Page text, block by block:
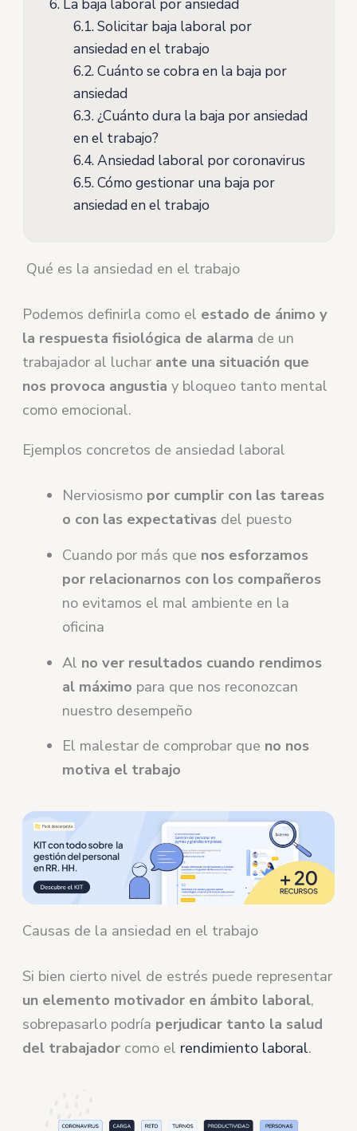
6.La baja laboral por ansiedad
6.1.Solicitar baja laboral por
ansiedad en el trabajo
6.2.Cuánto se cobra en la baja por
ansiedad
6.3.¿Cuánto dura la baja por ansiedad
en el trabajo?
6.4.Ansiedad laboral por coronavirus
6.5.Cómo gestionar una baja por
ansiedad en el trabajo
Qué es la ansiedad en el trabajo
Podemos definirla como el estado de ánimo y
la respuesta fisiológica de alarma de un
trabajador al luchar ante una situación que
nos provoca angustia y bloqueo tanto mental
como emocional.
Ejemplos concretos de ansiedad laboral
Nerviosismo por cumplir con las tareas
o con las expectativas del puesto
Cuando por más que nos esforzamos
por relacionarnos con los compañeros
no evitamos el mal ambiente en la
oficina
Al no ver resultados cuando rendimos
al máximo para que nos reconozcan
nuestro desempeño
El malestar de comprobar que no nos
motiva el trabajo
Causas de la ansiedad en el trabajo
Si bien cierto nivel de estrés puede representar
un elemento motivador en ámbito laboral,
sobrepasarlo podría perjudicar tanto la salud
del trabajador como el rendimiento laboral.